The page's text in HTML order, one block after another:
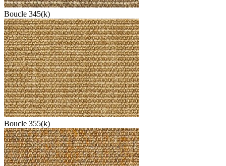
Boucle 345(k)
Boucle 355(k)